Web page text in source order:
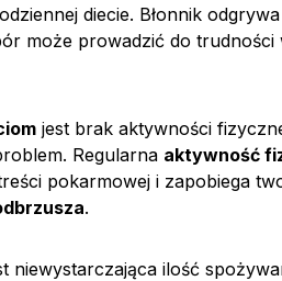
diecie. Błonnik
może prowadzić do
jest brak aktywności
Regularna aktywność
pokarmowej i zapobiega
.
niewystarczająca ilość